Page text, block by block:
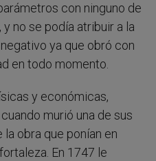
con ninguno de
no se podía atribuir a la
ya que obró con
en todo momento.
y económicas,
murió una de sus
obra que ponían en
En 1747 le